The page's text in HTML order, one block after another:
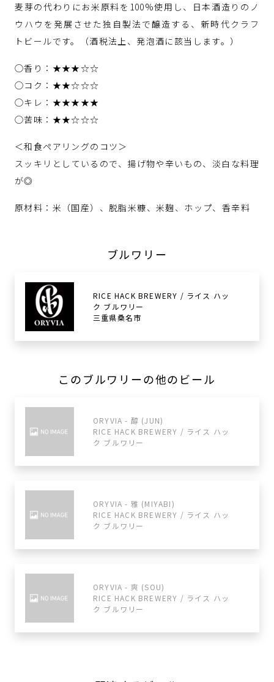
麦芽の代わりにお米原料を100%使用し、日本酒造りのノ
ウハウを発展させた独自製法で醸造する、新時代クラフ
トビールです。（酒税法上、発泡酒に該当します。）
◯香り：★★★☆☆
◯コク：★★☆☆☆
◯キレ：★★★★★
◯苦味：★★☆☆☆
＜和食ペアリングのコツ＞
スッキリとしているので、揚げ物や辛いもの、淡白な料理
が◎
原材料：米（国産）、脱脂米糠、米麹、ホップ、香辛料
ブルワリー
RICE HACK BREWERY / ライス ハッ
ク ブルワリー
三重県桑名市
このブルワリーの他のビール
ORYVIA - 醇 (JUN)
RICE HACK BREWERY / ライス ハッ
ク ブルワリー
ORYVIA - 雅 (MIYABI)
RICE HACK BREWERY / ライス ハッ
ク ブルワリー
ORYVIA - 爽 (SOU)
RICE HACK BREWERY / ライス ハッ
ク ブルワリー